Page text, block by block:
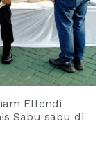
Effendi
Sabu sabu di